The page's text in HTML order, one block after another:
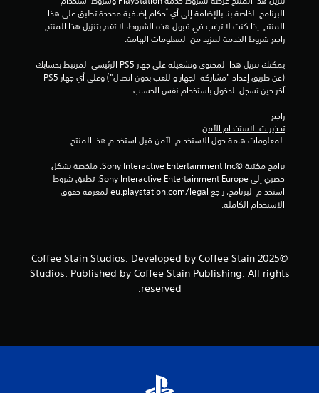
ي
م
راجع شروط الخدمة لمزيد من المعلومات الهامة.
آخر حين تسجل الدخول باستخدام نفس الحساب.
راجع
تحذيرات الاستخدام الآمن
الاستخدام الكاملة.
©2025 Coffee Stain Studios. Developed by Coffee Stain
Studios. Published by Coffee Stain Publishing. All rights
reserved.